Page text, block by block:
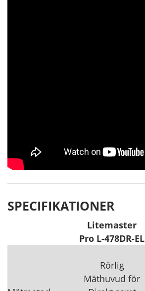
SPECIFIKATIONER
Litemaster
Pro L-478DR-EL
Rörlig
Mäthuvud för